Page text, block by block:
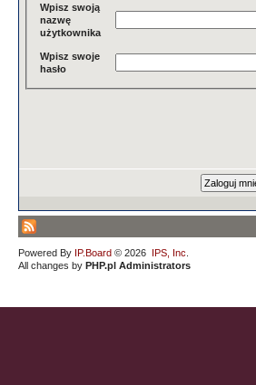
Wpisz swoją
nazwę
użytkownika
Wpisz swoje
hasło
Powered By IP.Board © 2026 IPS, Inc
All changes by PHP.pl Administrators